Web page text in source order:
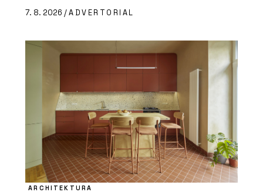
7. 8. 2026 /ADVERTORIAL
ARCHITEKTURA